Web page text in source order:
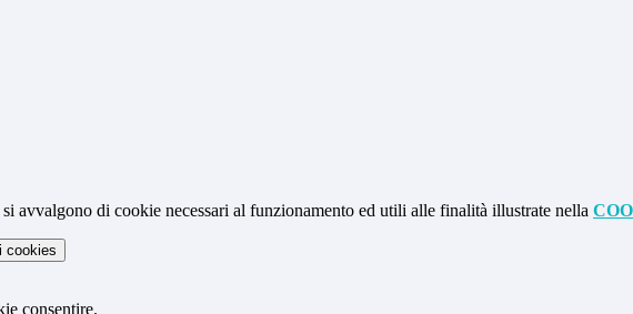
avvalgono di cookie necessari al funzionamento ed utili alle finalità illustrate nella
i cookies
consentire.